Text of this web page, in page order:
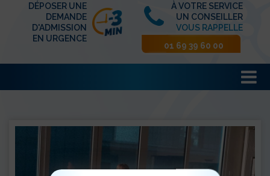
DÉPOSER UNE
DEMANDE
D'ADMISSION
EN URGENCE
À VOTRE SERVICE
UN CONSEILLER
VOUS RAPPELLE
01 69 39 60 00